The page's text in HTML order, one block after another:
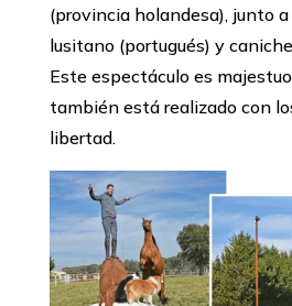
(provincia holandesa), junto
lusitano (portugués) y
Este espectáculo es
también está realizado con
libertad.